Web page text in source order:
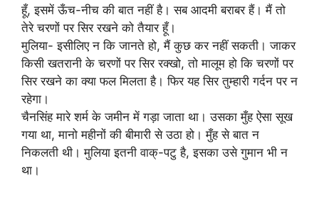
हूँ, इसमें ऊँच-नीच की बात नहीं है। सब आदमी बराबर हैं। मैं तो
तेरे चरणों पर सिर रखने को तैयार हूँ।
मुलिया- इसीलिए न कि जानते हो, मैं कुछ कर नहीं सकती। जाकर
किसी खतरानी के चरणों पर सिर रक्खो, तो मालूम हो कि चरणों पर
सिर रखने का क्या फल मिलता है। फिर यह सिर तुम्हारी गर्दन पर न
रहेगा।
चैनसिंह मारे शर्म के जमीन में गड़ा जाता था। उसका मुँह ऐसा सूख
गया था, मानो महीनों की बीमारी से उठा हो। मुँह से बात न
निकलती थी। मुलिया इतनी वाक्-पटु है, इसका उसे गुमान भी न
था।